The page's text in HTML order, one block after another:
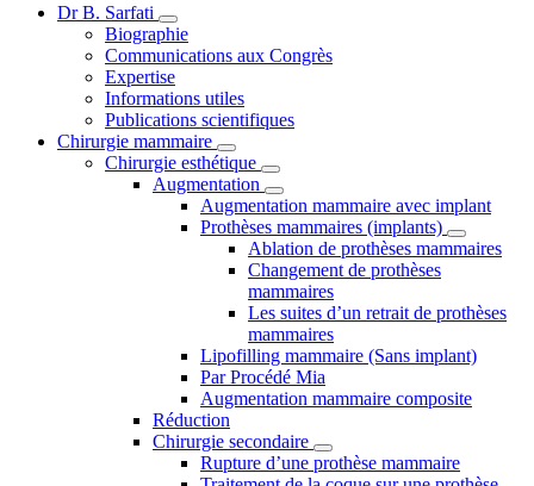
Dr B. Sarfati
Biographie
Communications aux Congrès
Expertise
Informations utiles
Publications scientifiques
Chirurgie mammaire
Chirurgie esthétique
Augmentation
Augmentation mammaire avec implant
Prothèses mammaires (implants)
Ablation de prothèses mammaires
Changement de prothèses
mammaires
Les suites d’un retrait de prothèses
mammaires
Lipofilling mammaire (Sans implant)
Par Procédé Mia
Augmentation mammaire composite
Réduction
Chirurgie secondaire
Rupture d’une prothèse mammaire